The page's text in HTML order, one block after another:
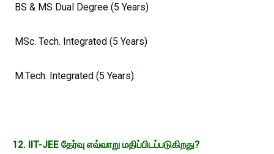
BS & MS Dual Degree (5 Years)
MSc. Tech. Integrated (5 Years)
M.Tech. Integrated (5 Years).
12. IIT-JEE தேர்வு எவ்வாறு மதிப்பிடப்படுகிறது?